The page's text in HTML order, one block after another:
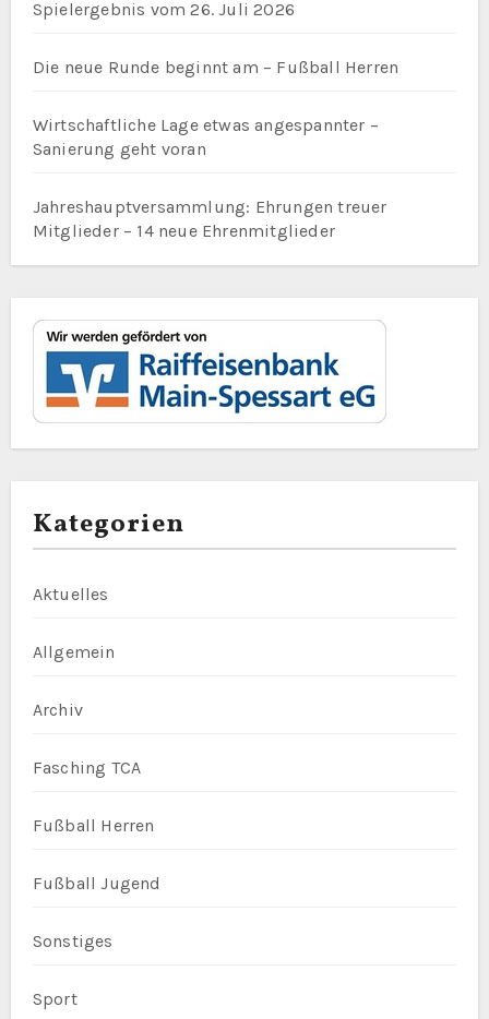
Spielergebnis vom 26. Juli 2026
Die neue Runde beginnt am – Fußball Herren
Wirtschaftliche Lage etwas angespannter –
Sanierung geht voran
Jahreshauptversammlung: Ehrungen treuer
Mitglieder – 14 neue Ehrenmitglieder
Kategorien
Aktuelles
Allgemein
Archiv
Fasching TCA
Fußball Herren
Fußball Jugend
Sonstiges
Sport